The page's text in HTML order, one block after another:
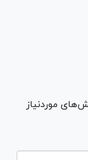
موردنیاز